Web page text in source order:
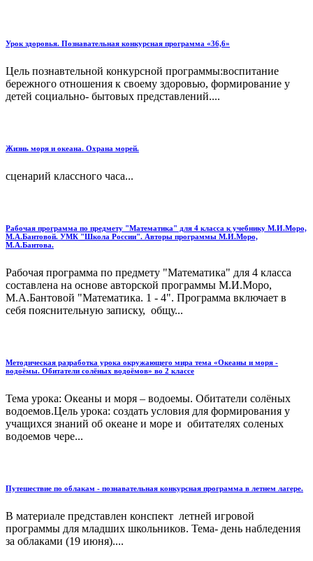
Урок здоровья. Познавательная конкурсная программа «36,6»
Цель познавтельной конкурсной программы:воспитание
бережного отношения к своему здоровью, формирование у
детей социально- бытовых представлений....
Жизнь моря и океана. Охрана морей.
сценарий классного часа...
Рабочая программа по предмету "Математика" для 4 класса к учебнику М.И.Моро,
М.А.Бантовой. УМК "Школа России". Авторы программы М.И.Моро,
М.А.Бантова.
Рабочая программа по предмету "Математика" для 4 класса
составлена на основе авторской программы М.И.Моро,
М.А.Бантовой "Математика. 1 - 4". Программа включает в
себя пояснительную записку, общу...
Методическая разработка урока окружающего мира тема «Океаны и моря -
водоёмы. Обитатели солёных водоёмов» во 2 классе
Тема урока: Океаны и моря – водоемы. Обитатели солёных
водоемов.Цель урока: создать условия для формирования у
учащихся знаний об океане и море и обитателях соленых
водоемов чере...
Путешествие по облакам - познавательная конкурсная программа в летнем лагере.
В материале представлен конспект летней игровой
программы для младших школьников. Тема- день набледения
за облаками (19 июня)....